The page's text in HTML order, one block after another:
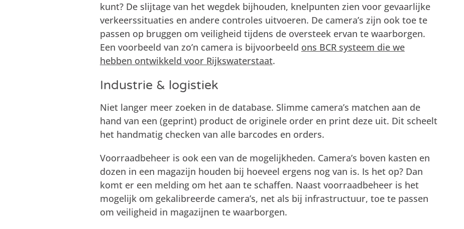
kunt? De slijtage van het wegdek bijhouden, knelpunten zien voor gevaarlijke
verkeerssituaties en andere controles uitvoeren. De camera’s zijn ook toe te
passen op bruggen om veiligheid tijdens de oversteek ervan te waarborgen.
Een voorbeeld van zo’n camera is bijvoorbeeld ons BCR systeem die we
hebben ontwikkeld voor Rijkswaterstaat.
Industrie & logistiek
Niet langer meer zoeken in de database. Slimme camera’s matchen aan de
hand van een (geprint) product de originele order en print deze uit. Dit scheelt
het handmatig checken van alle barcodes en orders.
Voorraadbeheer is ook een van de mogelijkheden. Camera’s boven kasten en
dozen in een magazijn houden bij hoeveel ergens nog van is. Is het op? Dan
komt er een melding om het aan te schaffen. Naast voorraadbeheer is het
mogelijk om gekalibreerde camera’s, net als bij infrastructuur, toe te passen
om veiligheid in magazijnen te waarborgen.